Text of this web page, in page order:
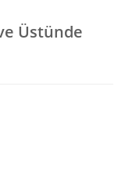
Üstünde